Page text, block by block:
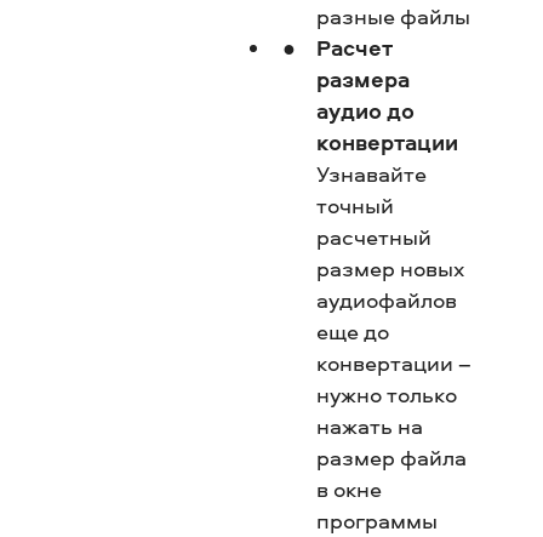
разные файлы
Расчет
размера
аудио до
конвертации
Узнавайте
точный
расчетный
размер новых
аудиофайлов
еще до
конвертации –
нужно только
нажать на
размер файла
в окне
программы